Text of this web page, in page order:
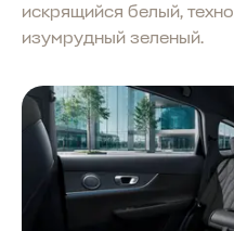
искрящийся белый,
изумрудный зеленый.